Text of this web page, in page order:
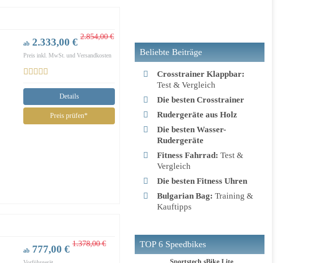
ab 2.333,00 €2.854,00 €
Preis inkl. MwSt. und Versandkosten
Details
Preis prüfen*
ab 777,00 € 1.378,00 €
Beliebte Beiträge
Crosstrainer Klappbar:
Test & Vergleich
Die besten Crosstrainer
Rudergeräte aus Holz
Die besten Wasser-
Rudergeräte
Fitness Fahrrad: Test &
Vergleich
Die besten Fitness Uhren
Bulgarian Bag: Training &
Kauftipps
TOP 6 Speedbikes